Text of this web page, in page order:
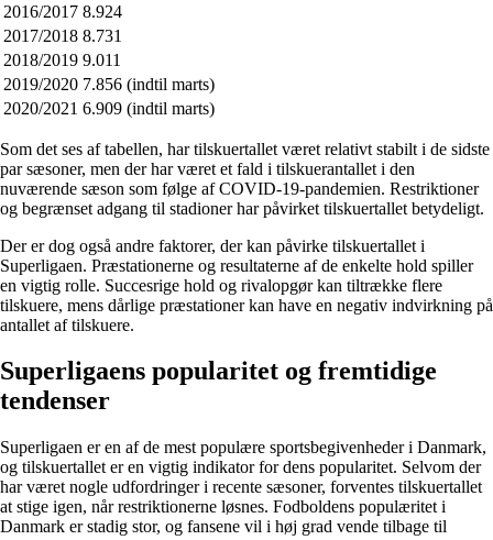
2016/2017 8.924
2017/2018 8.731
2018/2019 9.011
2019/2020 7.856 (indtil marts)
2020/2021 6.909 (indtil marts)
Som det ses af tabellen, har tilskuertallet været relativt stabilt i de sidste
par sæsoner, men der har været et fald i tilskuerantallet i den
nuværende sæson som følge af COVID-19-pandemien. Restriktioner
og begrænset adgang til stadioner har påvirket tilskuertallet betydeligt.
Der er dog også andre faktorer, der kan påvirke tilskuertallet i
Superligaen. Præstationerne og resultaterne af de enkelte hold spiller
en vigtig rolle. Succesrige hold og rivalopgør kan tiltrække flere
tilskuere, mens dårlige præstationer kan have en negativ indvirkning på
antallet af tilskuere.
Superligaens popularitet og fremtidige
tendenser
Superligaen er en af de mest populære sportsbegivenheder i Danmark,
og tilskuertallet er en vigtig indikator for dens popularitet. Selvom der
har været nogle udfordringer i recente sæsoner, forventes tilskuertallet
at stige igen, når restriktionerne løsnes. Fodboldens populæritet i
Danmark er stadig stor, og fansene vil i høj grad vende tilbage til